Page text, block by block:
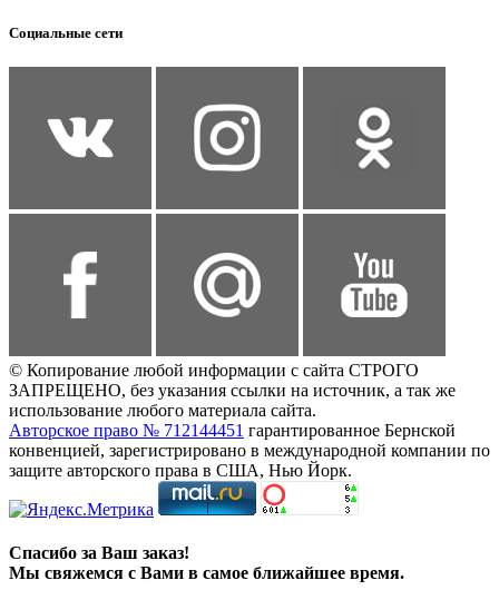
Социальные сети
© Копирование любой информации с сайта СТРОГО
ЗАПРЕЩЕНО, без указания ссылки на источник, а так же
использование любого материала сайта.
Авторское право № 712144451 гарантированное Бернской
конвенцией, зарегистрировано в международной компании по
защите авторского права в США, Нью Йорк.
Спасибо за Ваш заказ!
Мы свяжемся с Вами в самое ближайшее время.